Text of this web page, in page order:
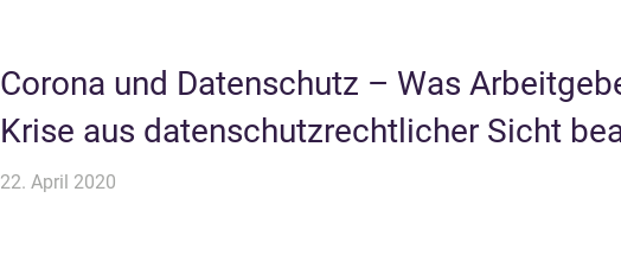
Corona und Datenschutz – Was
Krise aus datenschutzrechtlicher Sicht
22. April 2020